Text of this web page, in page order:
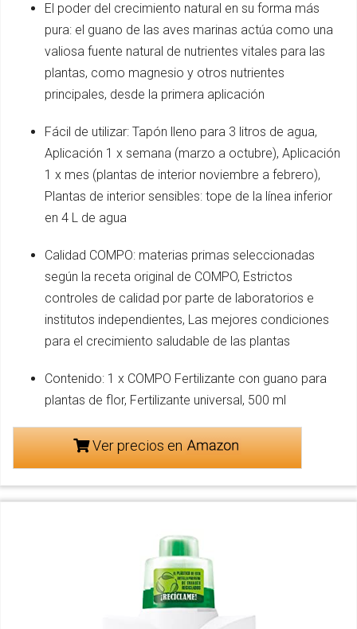
El poder del crecimiento natural en su forma más
pura: el guano de las aves marinas actúa como una
valiosa fuente natural de nutrientes vitales para las
plantas, como magnesio y otros nutrientes
principales, desde la primera aplicación
Fácil de utilizar: Tapón lleno para 3 litros de agua,
Aplicación 1 x semana (marzo a octubre), Aplicación
1 x mes (plantas de interior noviembre a febrero),
Plantas de interior sensibles: tope de la línea inferior
en 4 L de agua
Calidad COMPO: materias primas seleccionadas
según la receta original de COMPO, Estrictos
controles de calidad por parte de laboratorios e
institutos independientes, Las mejores condiciones
para el crecimiento saludable de las plantas
Contenido: 1 x COMPO Fertilizante con guano para
plantas de flor, Fertilizante universal, 500 ml
Ver precios en